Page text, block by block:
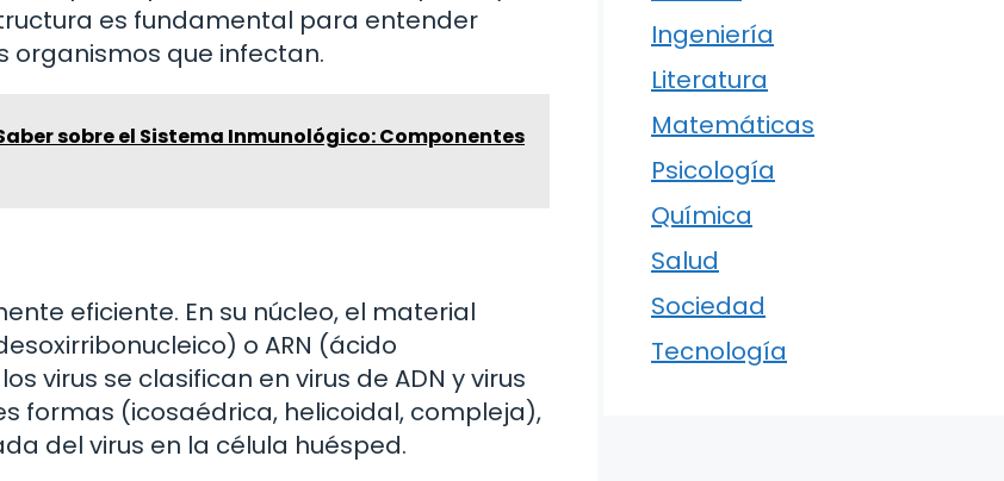
es fundamental para entender
organismos que infectan.
sobre el Sistema Inmunológico: Componentes
eficiente. En su núcleo, el material
o ARN (ácido
virus se clasifican en virus de ADN y virus
formas (icosaédrica, helicoidal, compleja),
del virus en la célula huésped.
Ingeniería
Literatura
Matemáticas
Psicología
Química
Salud
Sociedad
Tecnología